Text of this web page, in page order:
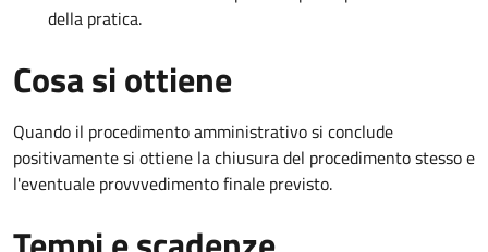
della pratica.
Cosa si ottiene
Quando il procedimento amministrativo si conclude
positivamente si ottiene la chiusura del procedimento stesso e
l'eventuale provvvedimento finale previsto.